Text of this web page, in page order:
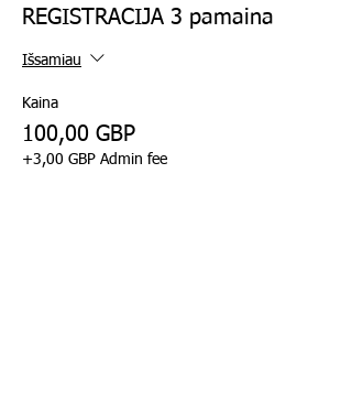
REGISTRACIJA 3 pamaina
Išsamiau
Kaina
100,00 GBP
+3,00 GBP Admin fee